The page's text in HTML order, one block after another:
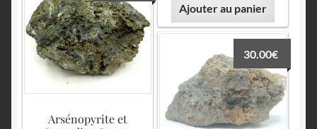
Ajouter au panier
Arsénopyrite et
30.00€